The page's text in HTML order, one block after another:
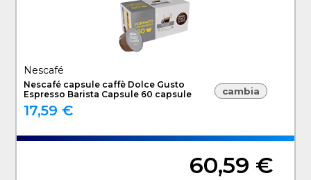
Nescafé
Nescafé capsule caffè Dolce Gusto
Espresso Barista Capsule 60 capsule
17,59 €
cambia
60,59 €